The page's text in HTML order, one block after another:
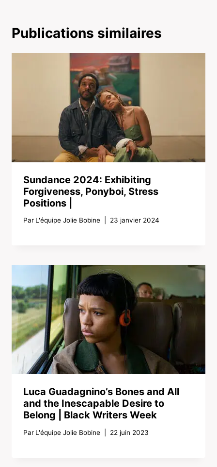
Publications similaires
Sundance 2024: Exhibiting
Forgiveness, Ponyboi, Stress
Positions |
Par L'équipe Jolie Bobine 23 janvier 2024
Luca Guadagnino’s Bones and All
and the Inescapable Desire to
Belong | Black Writers Week
Par L'équipe Jolie Bobine 22 juin 2023